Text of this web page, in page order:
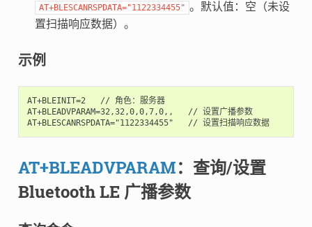
AT+BLESCANRSPDATA="1122334455" 。默认值：空（未设
置扫描响应数据）。
示例
AT+BLEINIT=2   // 角色：服务器
AT+BLEADVPARAM=32,32,0,0,7,0,,   // 设置广播参数
AT+BLESCANRSPDATA="1122334455"   // 设置扫描响应数据
AT+BLEADVPARAM：查询/设置
Bluetooth LE 广播参数